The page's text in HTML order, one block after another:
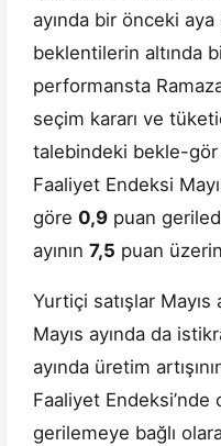
ayında bir önceki
beklentilerin altında
performansta
seçim kararı ve
talebindeki bekle-
Faaliyet Endeksi
göre 0,9 puan
ayının 7,5 puan
Yurtiçi satışlar
Mayıs ayında da
ayında üretim
Faaliyet Endeksi’nde
gerilemeye bağlı